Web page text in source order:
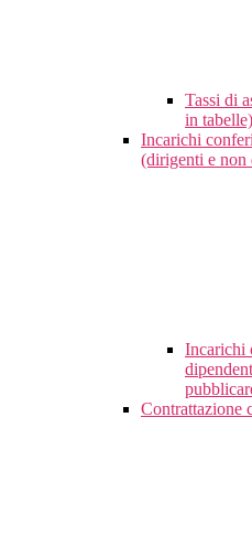
Tassi di
in tabelle)
Incarichi
(dirigenti e non
Incarichi
Contrattazione